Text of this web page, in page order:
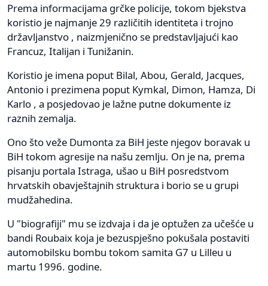
Prema informacijama grčke policije, tokom bjekstva
koristio je najmanje 29 različitih identiteta i trojno
državljanstvo , naizmjenično se predstavljajući kao
Francuz, Italijan i Tunižanin.
Koristio je imena poput Bilal, Abou, Gerald, Jacques,
Antonio i prezimena poput Kymkal, Dimon, Hamza, Di
Karlo , a posjedovao je lažne putne dokumente iz
raznih zemalja.
Ono što veže Dumonta za BiH jeste njegov boravak u
BiH tokom agresije na našu zemlju. On je na, prema
pisanju portala Istraga, ušao u BiH posredstvom
hrvatskih obavještajnih struktura i borio se u grupi
mudžahedina.
U "biografiji" mu se izdvaja i da je optužen za učešće u
bandi Roubaix koja je bezuspješno pokušala postaviti
automobilsku bombu tokom samita G7 u Lilleu u
martu 1996. godine.